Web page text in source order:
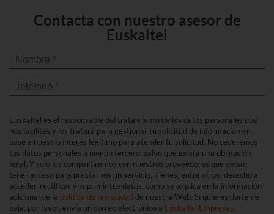
Contacta con nuestro asesor de
Euskaltel
Euskaltel es el responsable del tratamiento de los datos personales que
nos facilites y los tratará para gestionar tú solicitud de información en
base a nuestro interés legítimo para atender tu solicitud. No cederemos
tus datos personales a ningún tercero, salvo que exista una obligación
legal. Y solo los compartiremos con nuestros proveedores que deban
tener acceso para prestarnos un servicio. Tienes, entre otros, derecho a
acceder, rectificar y suprimir tus datos, como se explica en la información
adicional de la política de privacidad de nuestra Web. Si quieres darte de
baja, por favor, envía un correo electrónico a Euskaltel Empresas.